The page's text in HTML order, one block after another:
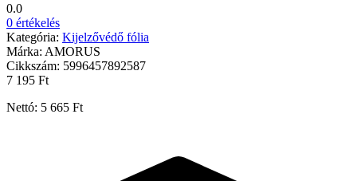
0.0
0 értékelés
Kategória: Kijelzővédő fólia
Márka: AMORUS
Cikkszám: 5996457892587
7 195 Ft
Nettó: 5 665 Ft